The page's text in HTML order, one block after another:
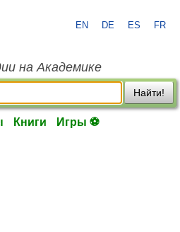
EN DE ES FR
на Академике
Найти!
Книги Игры ⚽